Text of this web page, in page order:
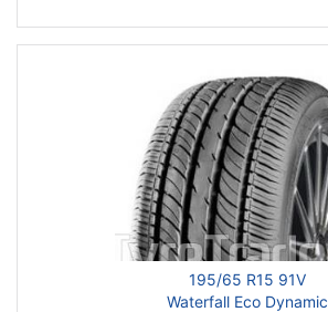
195/65 R15 91V
Waterfall Eco Dynamic